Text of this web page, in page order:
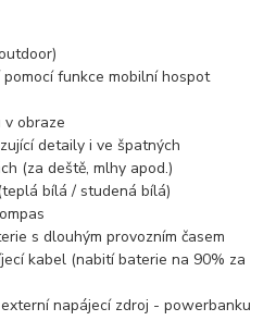
funkce mobilní hospot
v obraze
detaily i ve špatných
(za deště, mlhy apod.)
bílá / studená bílá)
s dlouhým provozním časem
kabel (nabití baterie na 90% za
napájecí zdroj - powerbanku